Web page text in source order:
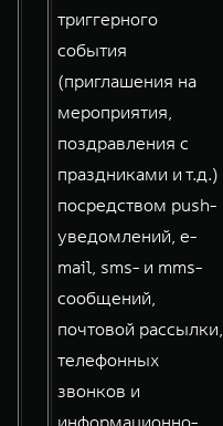
триггерного
события
(приглашения на
мероприятия,
поздравления с
праздниками и т.д.)
посредством push-
уведомлений, e-
mail, sms- и mms-
сообщений,
почтовой рассылки,
телефонных
звонков и
информационно-